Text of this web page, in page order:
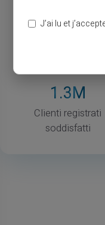
Anni di
1.3M
Clienti registrati
soddisfatti
J’ai lu et